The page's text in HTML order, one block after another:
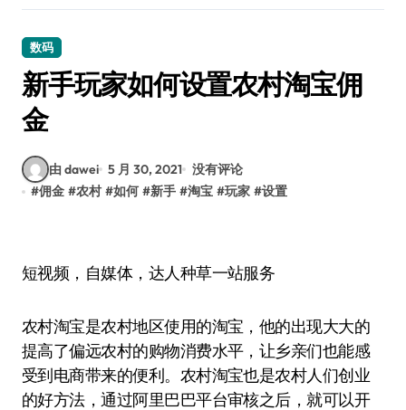
数码
新手玩家如何设置农村淘宝佣
金
由 dawei 5 月 30, 2021 没有评论
#佣金 #农村 #如何 #新手 #淘宝 #玩家 #设置
短视频，自媒体，达人种草一站服务
农村淘宝是农村地区使用的淘宝，他的出现大大的
提高了偏远农村的购物消费水平，让乡亲们也能感
受到电商带来的便利。农村淘宝也是农村人们创业
的好方法，通过阿里巴巴平台审核之后，就可以开